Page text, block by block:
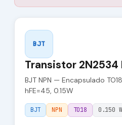
BJT
Transistor 2N2534
BJT NPN — Encapsulado
hFE=45, 0.15W
BJT NPN TO18 0.150 W